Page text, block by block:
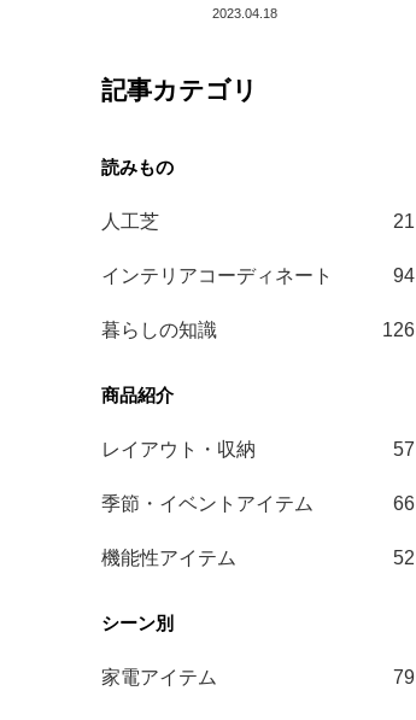
え時を見極める方法と
2023.04.18
記事カテゴリ
人工芝 21
インテリアコーディネート 94
暮らしの知識 126
レイアウト・収納 57
季節・イベントアイテム 66
機能性アイテム 52
家電アイテム 79